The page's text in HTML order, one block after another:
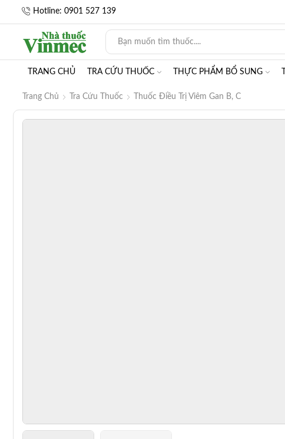
Hotline: 0901 527 139
TRANG CHỦ TRA CỨU THUỐC THỰC PHẨM BỔ SUNG
Trang Chủ Tra Cứu Thuốc Thuốc Điều Trị Viêm Gan B, C